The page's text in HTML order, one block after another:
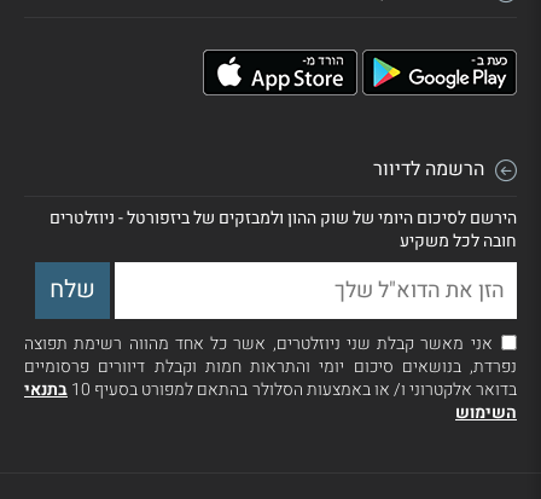
הרשמה לדיוור
הירשם לסיכום היומי של שוק ההון ולמבזקים של ביזפורטל - ניוזלטרים
חובה לכל משקיע
אני מאשר קבלת שני ניוזלטרים, אשר כל אחד מהווה רשימת תפוצה
נפרדת, בנושאים סיכום יומי והתראות חמות וקבלת דיוורים פרסומיים
בדואר אלקטרוני ו/ או באמצעות הסלולר בהתאם למפורט בסעיף 10
בתנאי
השימוש